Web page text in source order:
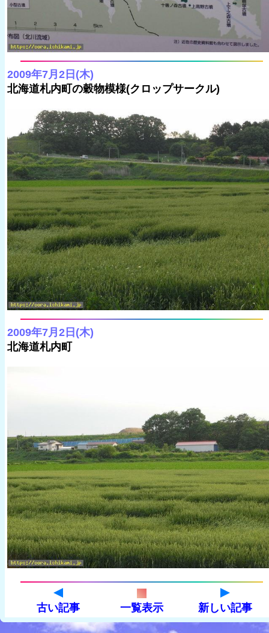
2009年7月2日(木)
北海道札内町の穀物模様(クロップサークル)
2009年7月2日(木)
北海道札内町
古い記事 一覧表示 新しい記事